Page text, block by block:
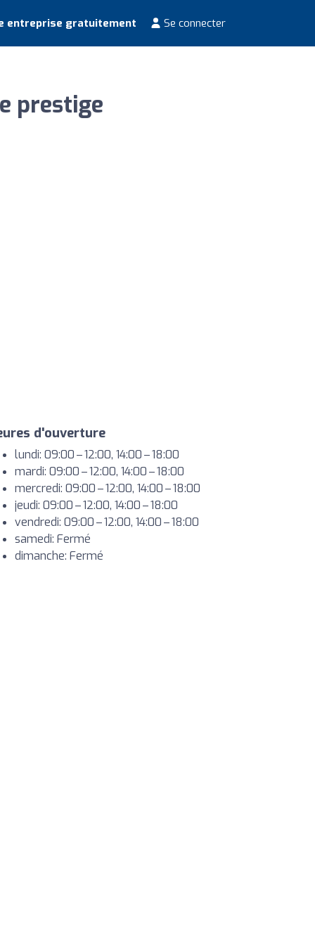
entreprise gratuitement Se connecter
prestige
d'ouverture
lundi: 09:00 – 12:00, 14:00 – 18:00
mardi: 09:00 – 12:00, 14:00 – 18:00
mercredi: 09:00 – 12:00, 14:00 – 18:00
jeudi: 09:00 – 12:00, 14:00 – 18:00
vendredi: 09:00 – 12:00, 14:00 – 18:00
samedi: Fermé
dimanche: Fermé